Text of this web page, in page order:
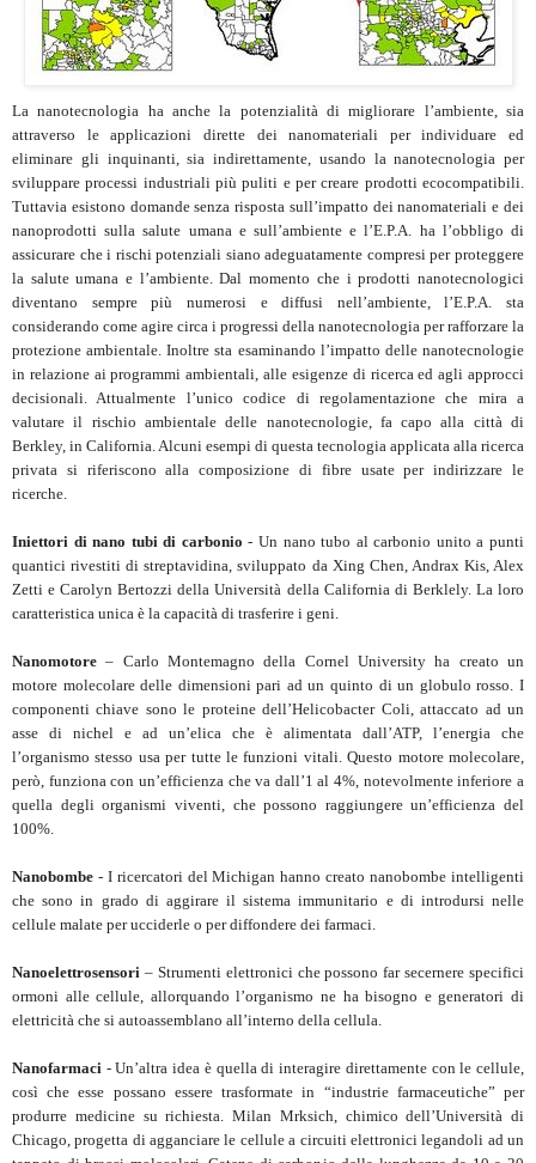
La nanotecnologia ha anche la potenzialità di migliorare l’ambiente, sia
attraverso le applicazioni dirette dei nanomateriali per individuare ed
eliminare gli inquinanti, sia indirettamente, usando la nanotecnologia per
sviluppare processi industriali più puliti e per creare prodotti ecocompatibili.
Tuttavia esistono domande senza risposta sull’impatto dei nanomateriali e dei
nanoprodotti sulla salute umana e sull’ambiente e l’E.P.A. ha l’obbligo di
assicurare che i rischi potenziali siano adeguatamente compresi per proteggere
la salute umana e l’ambiente. Dal momento che i prodotti nanotecnologici
diventano sempre più numerosi e diffusi nell’ambiente, l’E.P.A. sta
considerando come agire circa i progressi della nanotecnologia per rafforzare la
protezione ambientale. Inoltre sta esaminando l’impatto delle nanotecnologie
in relazione ai programmi ambientali, alle esigenze di ricerca ed agli approcci
decisionali. Attualmente l’unico codice di regolamentazione che mira a
valutare il rischio ambientale delle nanotecnologie, fa capo alla città di
Berkley, in California. Alcuni esempi di questa tecnologia applicata alla ricerca
privata si riferiscono alla composizione di fibre usate per indirizzare le
ricerche.
Iniettori di nano tubi di carbonio - Un nano tubo al carbonio unito a punti
quantici rivestiti di streptavidina, sviluppato da Xing Chen, Andrax Kis, Alex
Zetti e Carolyn Bertozzi della Università della California di Berklely. La loro
caratteristica unica è la capacità di trasferire i geni.
Nanomotore – Carlo Montemagno della Cornel University ha creato un
motore molecolare delle dimensioni pari ad un quinto di un globulo rosso. I
componenti chiave sono le proteine dell’Helicobacter Coli, attaccato ad un
asse di nichel e ad un’elica che è alimentata dall’ATP, l’energia che
l’organismo stesso usa per tutte le funzioni vitali. Questo motore molecolare,
però, funziona con un’efficienza che va dall’1 al 4%, notevolmente inferiore a
quella degli organismi viventi, che possono raggiungere un’efficienza del
100%.
Nanobombe - I ricercatori del Michigan hanno creato nanobombe intelligenti
che sono in grado di aggirare il sistema immunitario e di introdursi nelle
cellule malate per ucciderle o per diffondere dei farmaci.
Nanoelettrosensori – Strumenti elettronici che possono far secernere specifici
ormoni alle cellule, allorquando l’organismo ne ha bisogno e generatori di
elettricità che si autoassemblano all’interno della cellula.
Nanofarmaci - Un’altra idea è quella di interagire direttamente con le cellule,
così che esse possano essere trasformate in “industrie farmaceutiche” per
produrre medicine su richiesta. Milan Mrksich, chimico dell’Università di
Chicago, progetta di agganciare le cellule a circuiti elettronici legandoli ad un